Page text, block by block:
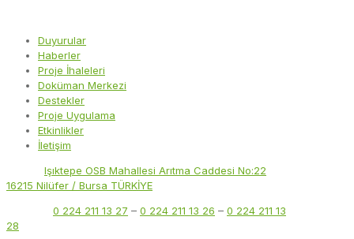
Duyurular
Haberler
Proje İhaleleri
Doküman Merkezi
Destekler
Proje Uygulama
Etkinlikler
İletişim
Işıktepe OSB Mahallesi Arıtma Caddesi No:22
16215 Nilüfer / Bursa TÜRKİYE
0 224 211 13 27 – 0 224 211 13 26 – 0 224 211 13
28